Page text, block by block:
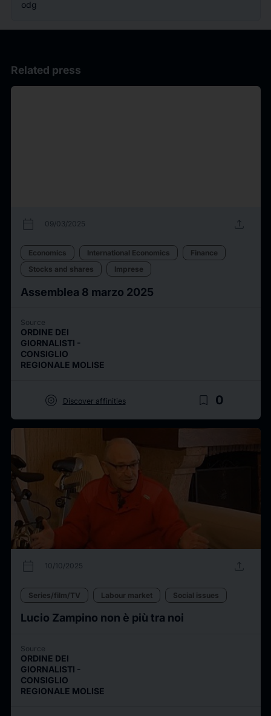
odg
Related press
calendar_today 09/03/2025 upload
Economics International Economics
Finance
Stocks and shares
Imprese
Assemblea 8 marzo 2025
Source
ORDINE DEI
GIORNALISTI -
CONSIGLIO
REGIONALE MOLISE
target Discover affinities bookmark_border 0
calendar_today 10/10/2025 upload
Series/film/TV Labour market Social issues
Lucio Zampino non è più tra noi
Source
ORDINE DEI
GIORNALISTI -
CONSIGLIO
REGIONALE MOLISE